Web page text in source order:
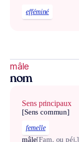
efféminé
mâle
nom
Sens principaux
[Sens commun]
femelle
mâle[Fam. ou péj.]